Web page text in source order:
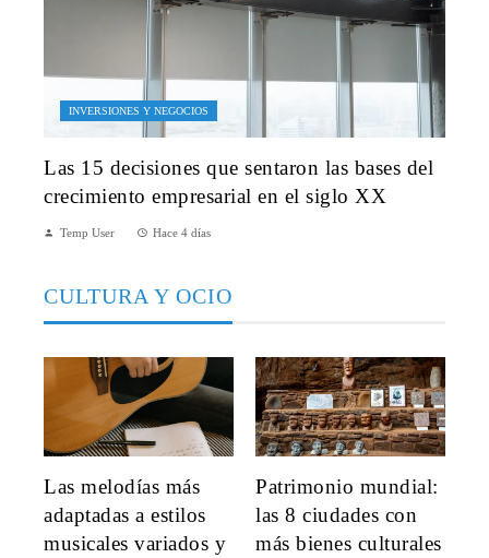
INVERSIONES Y NEGOCIOS
Las 15 decisiones que sentaron las bases del
crecimiento empresarial en el siglo XX
Temp User Hace 4 días
CULTURA Y OCIO
Las melodías más
adaptadas a estilos
musicales variados y
Patrimonio mundial:
las 8 ciudades con
más bienes culturales